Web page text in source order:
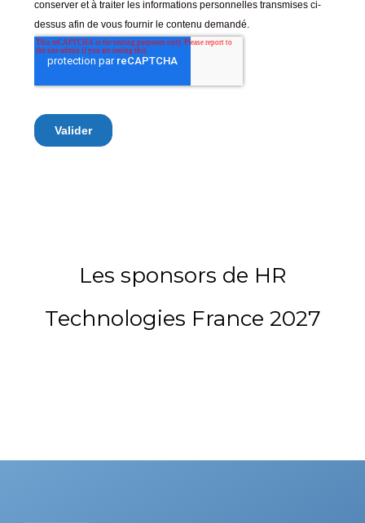
Les sponsors de HR
Technologies France 2027